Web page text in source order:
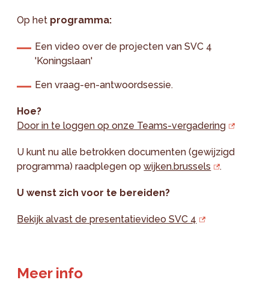
Op het programma:
Een video over de projecten van SVC 4
'Koningslaan'
Een vraag-en-antwoordsessie.
Hoe?
Door in te loggen op onze Teams-vergadering
U kunt nu alle betrokken documenten (gewijzigd
programma) raadplegen opwijken.brussels .
U wenst zich voor te bereiden?
Bekijk alvast de presentatievideo SVC 4
Meer info